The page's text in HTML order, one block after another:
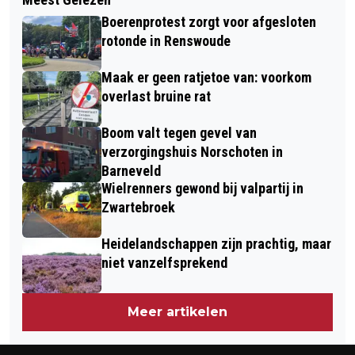
ONDERNEMERS: ONDERZOEK NAAR
LOKALE INITIATIEVEN IN DE REGIO
FOODVALLEY
SCOOTERRIJDER BOTST OP AUTO IN
BARNEVELD
Boerenprotest zorgt voor afgesloten
rotonde in Renswoude
Maak er geen ratjetoe van: voorkom
overlast bruine rat
Boom valt tegen gevel van
verzorgingshuis Norschoten in
Barneveld
Wielrenners gewond bij valpartij in
Zwartebroek
Heidelandschappen zijn prachtig, maar
niet vanzelfsprekend
Meer artikelen